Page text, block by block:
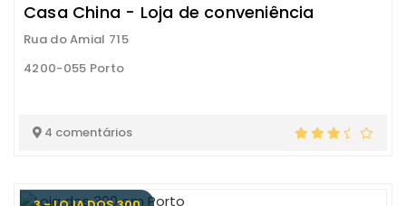
Casa China - Loja de conveniência
Rua do Amial 715
4200-055 Porto
4 comentários